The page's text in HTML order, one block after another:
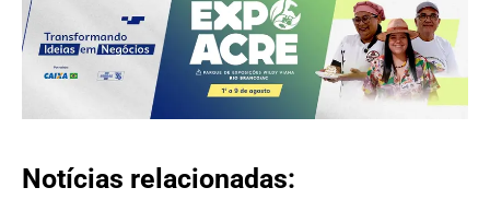
Notícias relacionadas: